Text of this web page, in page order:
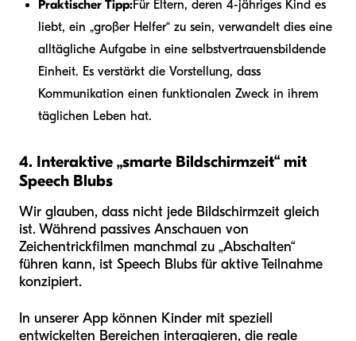
Praktischer Tipp:Für Eltern, deren 4-jähriges Kind es
liebt, ein „großer Helfer“ zu sein, verwandelt dies eine
alltägliche Aufgabe in eine selbstvertrauensbildende
Einheit. Es verstärkt die Vorstellung, dass
Kommunikation einen funktionalen Zweck in ihrem
täglichen Leben hat.
4. Interaktive „smarte Bildschirmzeit“ mit
Speech Blubs
Wir glauben, dass nicht jede Bildschirmzeit gleich
ist. Während passives Anschauen von
Zeichentrickfilmen manchmal zu „Abschalten“
führen kann, ist Speech Blubs für aktive Teilnahme
konzipiert.
In unserer App können Kinder mit speziell
entwickelten Bereichen interagieren, die reale